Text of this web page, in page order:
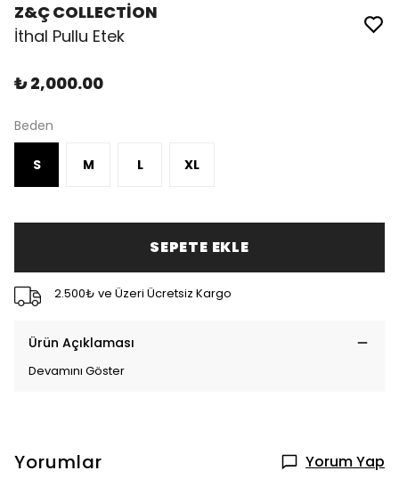
Z&Ç COLLECTİON
İthal Pullu Etek
₺ 2,000.00
Beden
S M L XL
SEPETE EKLE
2.500₺ ve Üzeri Ücretsiz Kargo
Ürün Açıklaması
Devamını Göster
Yorumlar Yorum Yap